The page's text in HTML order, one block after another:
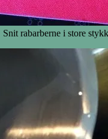
Snit rabarberne i store